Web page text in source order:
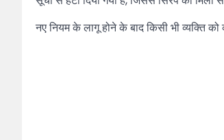
नए नियम के लागू होने के बाद किसी भी व्यक्ति